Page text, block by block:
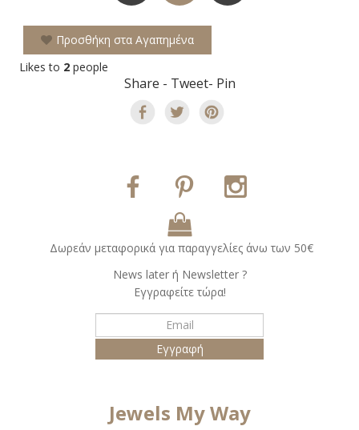
Προσθήκη στα Αγαπημένα
Likes to 2 people
Share - Tweet- Pin
Δωρεάν μεταφορικά για παραγγελίες άνω των 50€
Νews later ή Νewsletter ?
Εγγραφείτε τώρα!
Jewels My Way